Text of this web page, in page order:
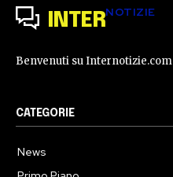
INTERNOTIZIE
Benvenuti su Internotizie.com
CATEGORIE
News